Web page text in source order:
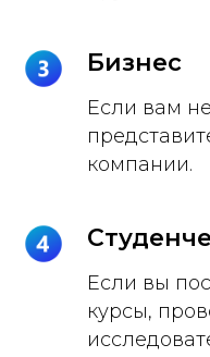
Бизнес
Если вам
компании.
Если вы
курсы,